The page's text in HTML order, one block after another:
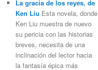
La gracia de los reyes, de
Ken Liu Esta novela, donde
Ken Liu muestra de nuevo
su pericia con las historias
breves, necesita de una
inclinación del lector hacia
la fantasía épica más